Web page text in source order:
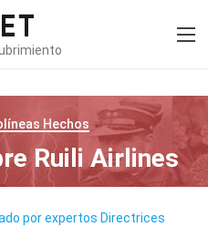
Hechos
Ruili Airlines
por expertos Directrices